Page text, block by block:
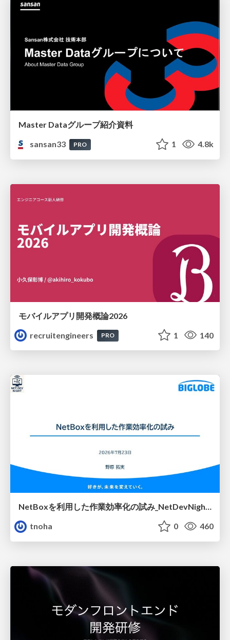
Master Dataグループ紹介資料
sansan33
PRO 1 4.8k
モバイルアプリ開発概論2026
recruitengineers
PRO 1 140
NetBoxを利用した作業効率化の試み_NetDevNight4
tnoha
0 460